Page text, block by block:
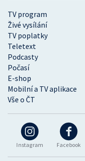
Instagram Facebook
TV program
Živé vysílání
TV poplatky
Teletext
Podcasty
Počasí
E-shop
Mobilní a TV aplikace
Vše o ČT